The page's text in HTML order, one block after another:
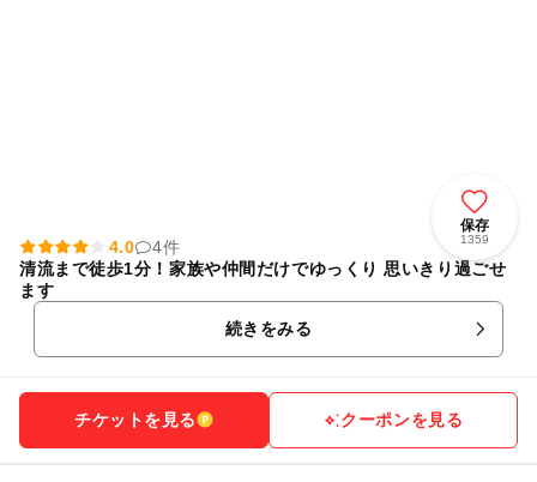
保存
1359
4.0
4件
清流まで徒歩1分！家族や仲間だけでゆっくり 思いきり過ごせ
ます
続きをみる
チケットを見る クーポンを見る